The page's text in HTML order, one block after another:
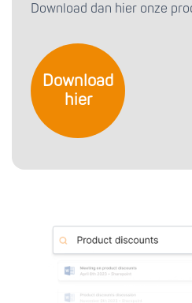
Download dan hier onze
Download
hier